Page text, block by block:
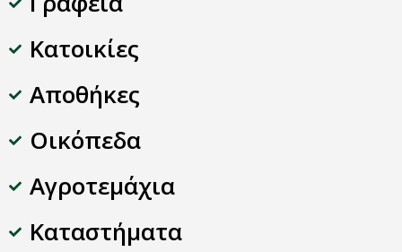
Kατοικίες
Αποθήκες
Οικόπεδα
Αγροτεμάχια
Kαταστήματα